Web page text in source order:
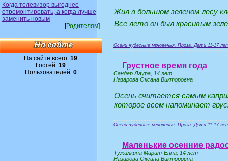
Когда телевизор выгоднее
отремонтировать, а когда лучше
заменить новым
[Родителям]
На сайте всего:19
Гостей:19
Пользователей: 0
Жил в большом зеленом лесу
Все лето он был красивым
Осени чудесные мгновенья. Проза. Дети 11-17
Грустное время года
Сандер Лаура, 14 лет
Назарова Оксана Викторовна
Осень считается самым
которое всем напоминает
Осени чудесные мгновенья. Проза. Дети 11-17
Маленькие осенние
Тужилкина Марит-Енна, 14 лет
Назарова Оксана Викторовна